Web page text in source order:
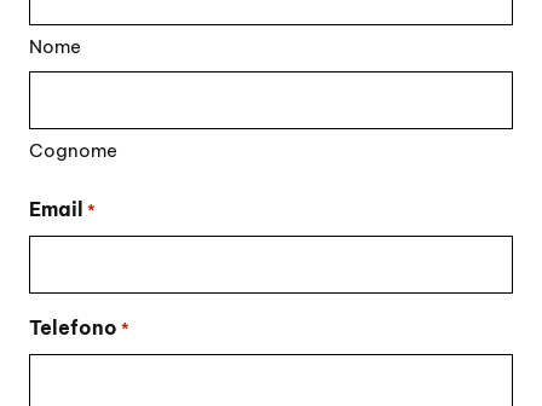
Nome
Cognome
Email *
Telefono *